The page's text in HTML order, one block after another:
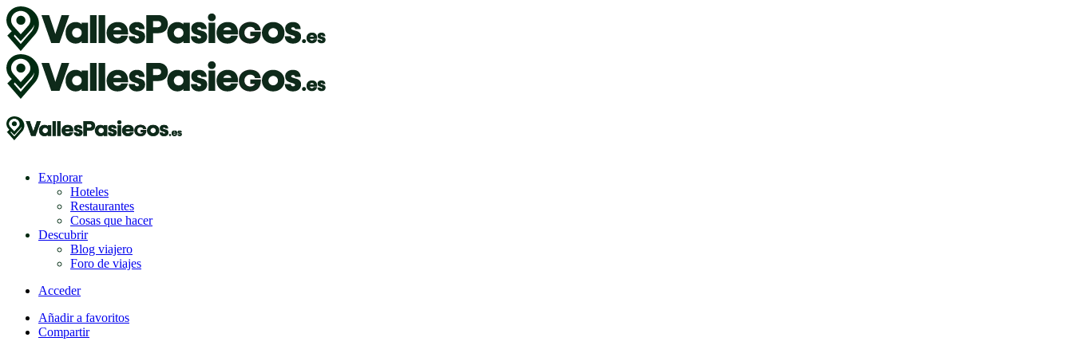
Explorar
Hoteles
Restaurantes
Cosas que hacer
Descubrir
Blog viajero
Foro de viajes
Acceder
Añadir a favoritos
Compartir